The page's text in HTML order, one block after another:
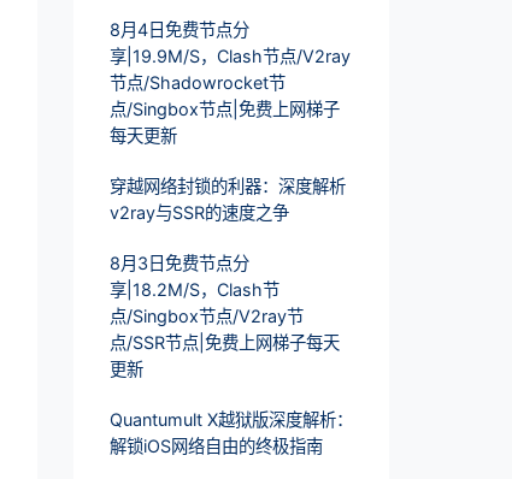
8月4日免费节点分
享|19.9M/S，Clash节点/V2ray
节点/Shadowrocket节
点/Singbox节点|免费上网梯子
每天更新
穿越网络封锁的利器：深度解析
v2ray与SSR的速度之争
8月3日免费节点分
享|18.2M/S，Clash节
点/Singbox节点/V2ray节
点/SSR节点|免费上网梯子每天
更新
Quantumult X越狱版深度解析：
解锁iOS网络自由的终极指南